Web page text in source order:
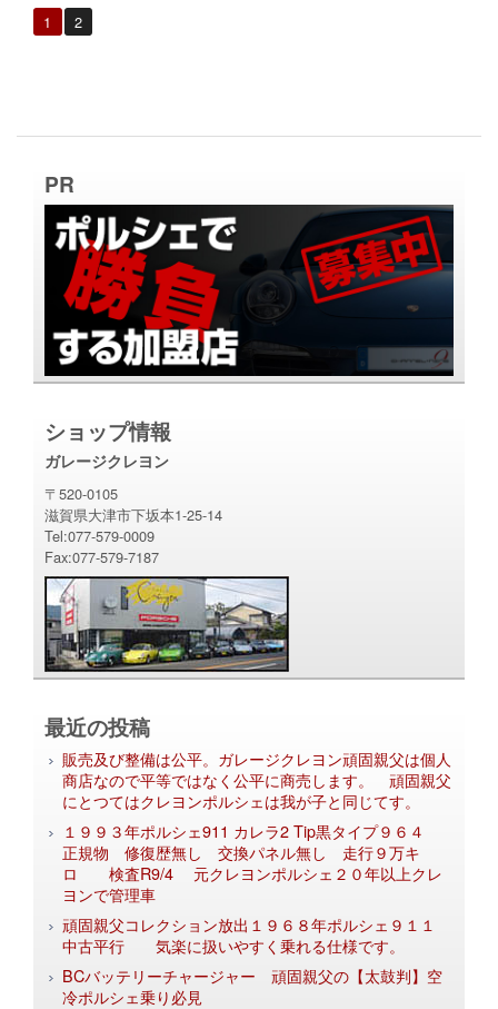
1 2
PR
ショップ情報
ガレージクレヨン
〒520-0105
滋賀県大津市下坂本1-25-14
Tel:077-579-0009
Fax:077-579-7187
最近の投稿
販売及び整備は公平。ガレージクレヨン頑固親父は個人
商店なので平等ではなく公平に商売します。 頑固親父
にとつてはクレヨンポルシェは我が子と同じてす。
１９９３年ポルシェ911 カレラ2 Tip黒タイプ９６４
正規物 修復歴無し 交換パネル無し 走行９万キ
ロ 検査R9/4 元クレヨンポルシェ２０年以上クレ
ヨンで管理車
頑固親父コレクション放出１９６８年ポルシェ９１１
中古平行 気楽に扱いやすく乗れる仕様です。
BCバッテリーチャージャー 頑固親父の【太鼓判】空
冷ポルシェ乗り必見